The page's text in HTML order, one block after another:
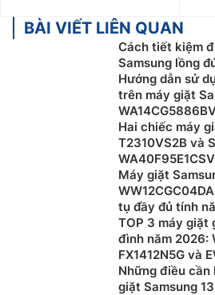
BÀI VIẾT LIÊN QUAN
Cách tiết kiệm
Samsung lồng
Hướng dẫn sử
trên máy giặt
Hai chiếc máy
T2310VS2B và
Máy giặt
tụ đầy đủ tính
TOP 3 máy giặt
đình năm 2026:
FX1412N5G và
Những điều cần
giặt Samsung